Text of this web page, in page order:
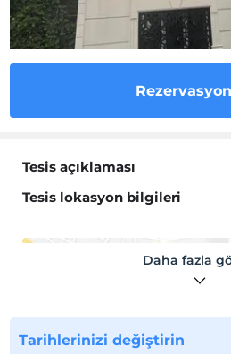
Tesis açıklaması
Tesis lokasyon bilgileri
Daha fazla
Tarihlerinizi değiştirin